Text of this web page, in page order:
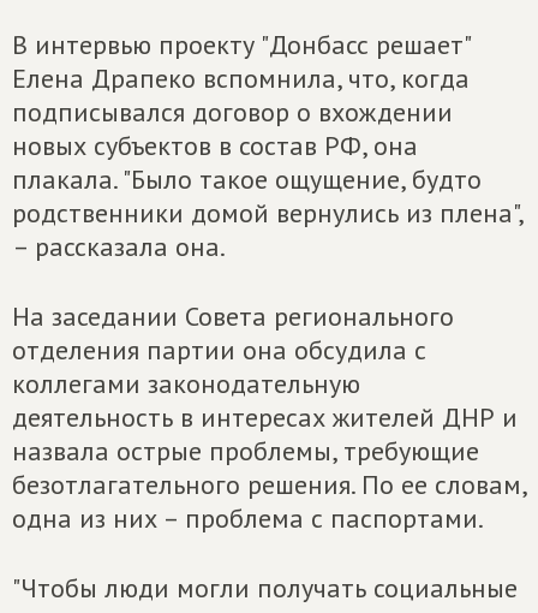
В интервью проекту "Донбасс решает"
Елена Драпеко вспомнила, что, когда
подписывался договор о вхождении
новых субъектов в состав РФ, она
плакала. "Было такое ощущение, будто
родственники домой вернулись из плена",
– рассказала она.
На заседании Совета регионального
отделения партии она обсудила с
коллегами законодательную
деятельность в интересах жителей ДНР и
назвала острые проблемы, требующие
безотлагательного решения. По ее словам,
одна из них – проблема с паспортами.
"Чтобы люди могли получать социальные